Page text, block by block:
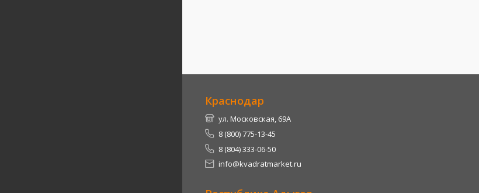
Краснодар
ул. Московская, 69А
8 (800) 775-13-45
8 (804) 333-06-50
info@kvadratmarket.ru